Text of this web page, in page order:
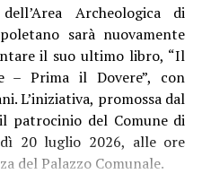
circa duemila documenti
di Roma, Latina, Napoli
privato della famiglia
testimonianze e materiali
con maggiore
e professionale del
la figlia ed un nipote
Archeologica di
sarà nuovamente
il suo ultimo libro, “Il
– Prima il Dovere”, con
L’iniziativa, promossa dal
patrocinio del Comune di
20 luglio 2026, alle ore
del Palazzo Comunale.